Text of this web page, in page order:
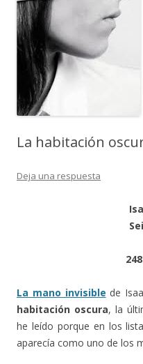
La habitación
Deja una respuesta
La mano invisible de
habitación oscura, la
he leído porque en los
aparecía como uno de los